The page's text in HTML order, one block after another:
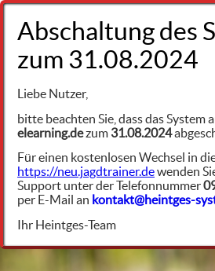
+49 9231
Durchführungsverordnung
JWMG Abschnitt 5:
Pflichten bei der
Liebe Nutzer,
bitte beachten Sie, dass das System
elearning.dezum 31.08.2024
Für einen kostenlosen Wechsel in
https://neu.jagdtrainer.dewenden
Support unter der Telefonnummer
per E-Mail an kontakt@heintges-
Ihr Heintges-Team